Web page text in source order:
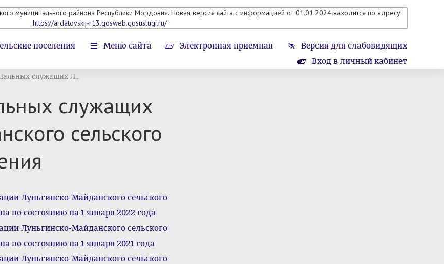
муниципального райнона Республики Мордовия. Новая версия сайта с информацией от 01.01.2024 находится по адресу:
https://ardatovskij-r13.gosweb.gosuslugi.ru/
поселения Меню сайта Электронная приемная
Версия для слабовидящих
Вход в личный кабинет
служащих Л...
служащих
сельского
Луньгинско-Майданского сельского
по состоянию на 1 января 2022 года
Луньгинско-Майданского сельского
по состоянию на 1 января 2021 года
Луньгинско-Майданского сельского